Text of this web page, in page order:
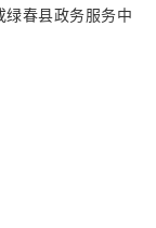
绿春县政务服务中